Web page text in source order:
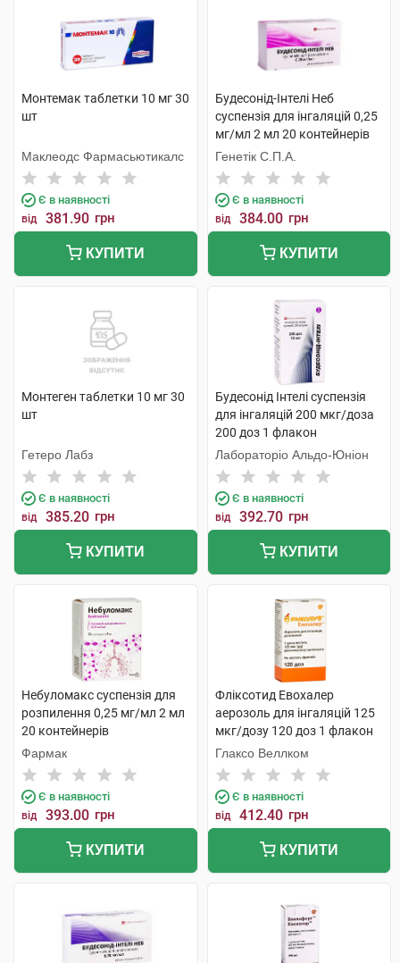
Монтемак таблетки 10 мг 30
шт
Маклеодс Фармасьютикалс
Є в наявності
від 381.90 грн
КУПИТИ
Будесонід-Інтелі Неб
суспензія для інгаляцій 0,25
мг/мл 2 мл 20 контейнерів
Генетік С.П.А.
Є в наявності
від 384.00 грн
КУПИТИ
Монтеген таблетки 10 мг 30
шт
Гетеро Лабз
Є в наявності
від 385.20 грн
КУПИТИ
Будесонід Інтелі суспензія
для інгаляцій 200 мкг/доза
200 доз 1 флакон
Лабораторіо Альдо-Юніон
Є в наявності
від 392.70 грн
КУПИТИ
Небуломакс суспензія для
розпилення 0,25 мг/мл 2 мл
20 контейнерів
Фармак
Є в наявності
від 393.00 грн
КУПИТИ
Фліксотид Евохалер
аерозоль для інгаляцій 125
мкг/дозу 120 доз 1 флакон
Глаксо Веллком
Є в наявності
від 412.40 грн
КУПИТИ